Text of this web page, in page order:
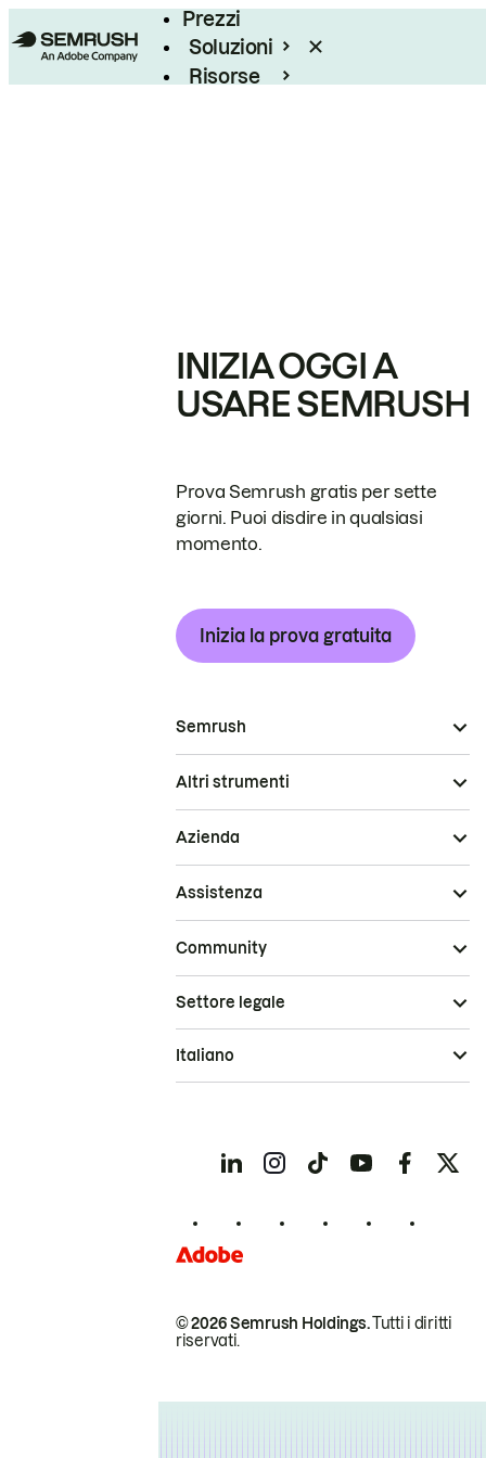
Prezzi
Soluzioni
Risorse
INIZIA OGGI A
USARE SEMRUSH
Prova Semrush gratis per sette
giorni. Puoi disdire in qualsiasi
momento.
Inizia la prova gratuita
Semrush
Altri strumenti
Azienda
Assistenza
Community
© 2026 Semrush Holdings.Tutti i diritti
riservati.
Settore legale
Italiano